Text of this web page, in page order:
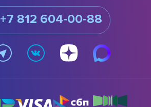
+7 812 604-00-88